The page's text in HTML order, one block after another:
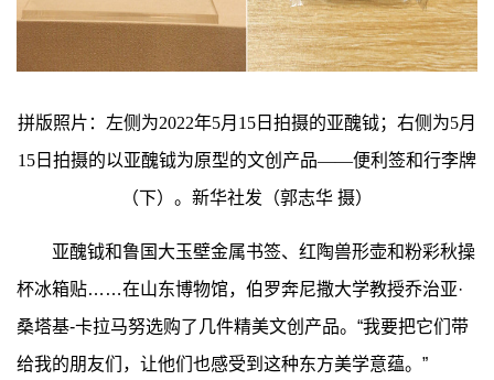
拼版照片：左侧为2022年5月15日拍摄的亚醜钺；右侧为5月
15日拍摄的以亚醜钺为原型的文创产品——便利签和行李牌
（下）。新华社发（郭志华 摄）
亚醜钺和鲁国大玉壁金属书签、红陶兽形壶和粉彩秋操
杯冰箱贴……在山东博物馆，伯罗奔尼撒大学教授乔治亚·
桑塔基-卡拉马努选购了几件精美文创产品。“我要把它们带
给我的朋友们，让他们也感受到这种东方美学意蕴。”